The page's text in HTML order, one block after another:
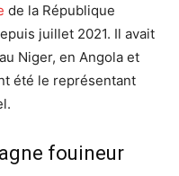
de la République
juillet 2021. Il avait
Niger, en Angola et
été le représentant
fouineur